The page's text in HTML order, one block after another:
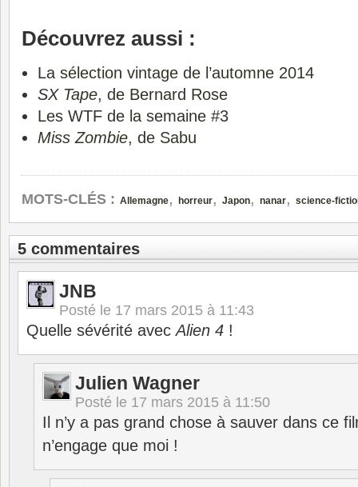
Découvrez aussi :
La sélection vintage de l’automne 2014
SX Tape, de Bernard Rose
Les WTF de la semaine #3
Miss Zombie, de Sabu
MOTS-CLÉS : Allemagne, horreur, Japon, nanar, science-
5 commentaires
JNB
Posté le 17 mars 2015 à 11:43
Quelle sévérité avecAlien 4 !
Julien Wagner
Posté le 17 mars 2015 à 11:50
Il n’y a pas grand chose à sauver dans ce
n’engage que moi !